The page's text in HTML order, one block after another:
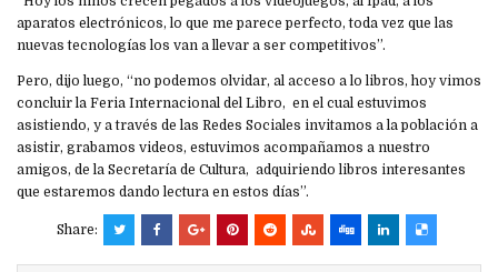
aparatos electrónicos, lo que me parece perfecto, toda vez que las
nuevas tecnologías los van a llevar a ser competitivos”.
Pero, dijo luego, “no podemos olvidar, al acceso a lo libros, hoy vimos
concluir la Feria Internacional del Libro, en el cual estuvimos
asistiendo, y a través de las Redes Sociales invitamos a la población a
asistir, grabamos videos, estuvimos acompañamos a nuestro
amigos, de la Secretaría de Cultura, adquiriendo libros interesantes
que estaremos dando lectura en estos días”.
Share: